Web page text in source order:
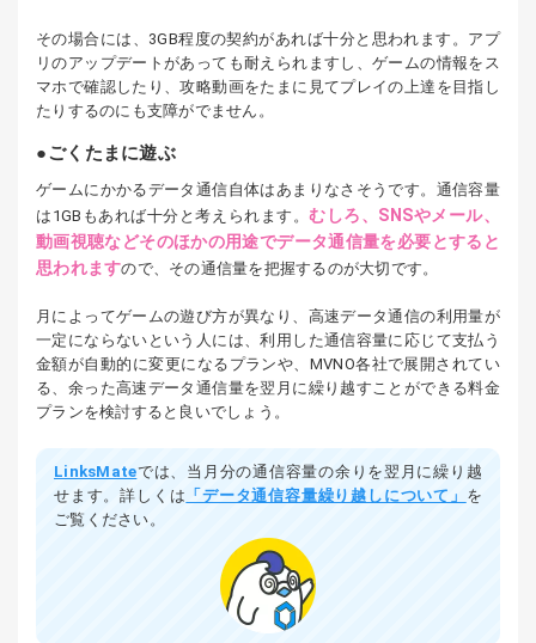
その場合には、3GB程度の契約があれば十分と思われます。アプ
リのアップデートがあっても耐えられますし、ゲームの情報をス
マホで確認したり、攻略動画をたまに見てプレイの上達を目指し
たりするのにも支障がでません。
ごくたまに遊ぶ
ゲームにかかるデータ通信自体はあまりなさそうです。通信容量
は1GBもあれば十分と考えられます。むしろ、SNSやメール、
動画視聴などそのほかの用途でデータ通信量を必要とすると
思われますので、その通信量を把握するのが大切です。
月によってゲームの遊び方が異なり、高速データ通信の利用量が
一定にならないという人には、利用した通信容量に応じて支払う
金額が自動的に変更になるプランや、MVNO各社で展開されてい
る、余った高速データ通信量を翌月に繰り越すことができる料金
プランを検討すると良いでしょう。
LinksMateでは、当月分の通信容量の余りを翌月に繰り越
せます。詳しくは 「データ通信容量繰り越しについて」 を
ご覧ください。